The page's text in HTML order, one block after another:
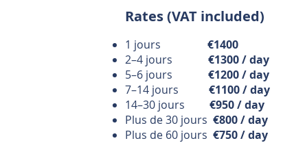
Rates (VAT included)
1 jours
€1400
2–4 jours €1300 / day
5–6 jours €1200 / day
7–14 jours €1100 / day
14–30 jours €950 / day
Plus de 30 jours €800 / day
Plus de 60 jours €750 / day